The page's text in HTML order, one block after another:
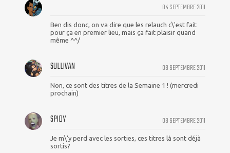
04 SEPTEMBRE 2011
Ben dis donc, on va dire que les relauch c\'est fait
pour ça en premier lieu, mais ça fait plaisir quand
même ^^/
03 SEPTEMBRE 2011
SULLIVAN
Non, ce sont des titres de la Semaine 1 ! (mercredi
prochain)
03 SEPTEMBRE 2011
SPIDY
Je m\'y perd avec les sorties, ces titres là sont déjà
sortis?